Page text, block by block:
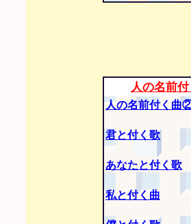
人の名前
人の名前付く曲
君と付く歌
あなたと付く歌
私と付く曲